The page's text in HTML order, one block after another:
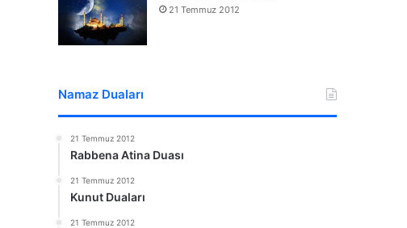
21 Temmuz 2012
Namaz Duaları
21 Temmuz 2012
Rabbena Atina Duası
21 Temmuz 2012
Kunut Duaları
21 Temmuz 2012